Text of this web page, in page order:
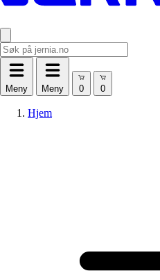
Meny Meny
Hjem